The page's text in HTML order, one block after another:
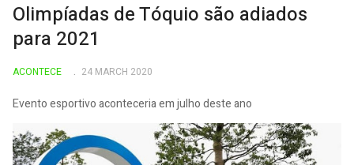
Olimpíadas de Tóquio são adiados
para 2021
ACONTECE 24 MARCH 2020
Evento esportivo aconteceria em julho deste ano